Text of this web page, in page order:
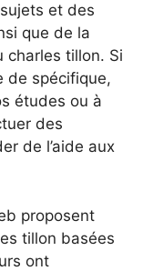
et des
que de la
charles tillon. Si
de spécifique,
études ou à
des
de l’aide aux
proposent
tillon basées
ont